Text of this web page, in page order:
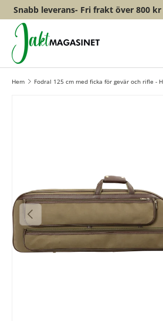
HOPPA TILL INNEHÅLL
Snabb leverans- Fri frakt över 800
Hem Fodral 125 cm med ficka för gevär och rifle -
FÖREGÅENDE